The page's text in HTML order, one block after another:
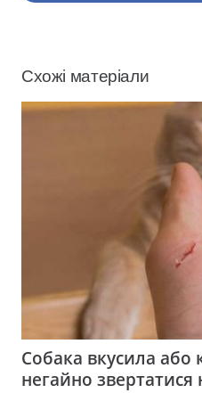
Схожі матеріали
Собака вкусила або
негайно